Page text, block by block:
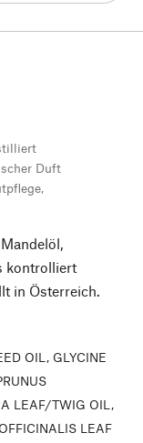
Duft
kontrolliert
in Österreich.
OIL, GLYCINE
LEAF/TWIG OIL,
LEAF